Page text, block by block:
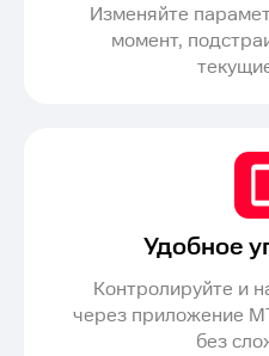
Изменяйте
момент,
Удобное
Контролируйте и
через приложение
без